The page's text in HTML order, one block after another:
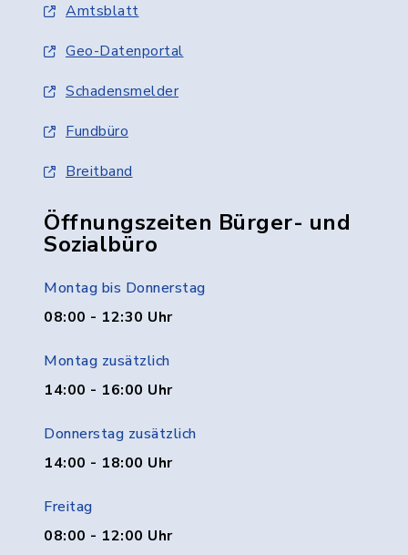
Amtsblatt
Geo-Datenportal
Schadensmelder
Fundbüro
Breitband
Öffnungszeiten Bürger- und
Sozialbüro
Montag bis Donnerstag
08:00 - 12:30 Uhr
Montag zusätzlich
14:00 - 16:00 Uhr
Donnerstag zusätzlich
14:00 - 18:00 Uhr
Freitag
08:00 - 12:00 Uhr